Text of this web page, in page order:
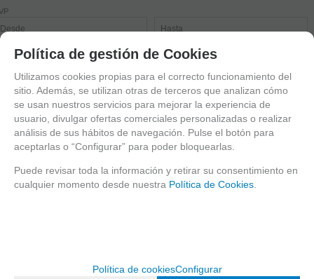
BUSCADOR
CATALOGO BIOENVASE
CAJAS DE PAPEL Y CARTON
BOLSAS BIODEGRADABLES
TARRINAS ECOLOGICAS
Política de gestión de Cookies
Utilizamos cookies propias para el correcto funcionamiento del
sitio. Además, se utilizan otras de terceros que analizan cómo
se usan nuestros servicios para mejorar la experiencia de
usuario, divulgar ofertas comerciales personalizadas o realizar
análisis de sus hábitos de navegación. Pulse el botón para
aceptarlas o “Configurar” para poder bloquearlas.
Puede revisar toda la información y retirar su consentimiento en
cualquier momento desde nuestra Política de Cookies
Política de cookiesConfigurar